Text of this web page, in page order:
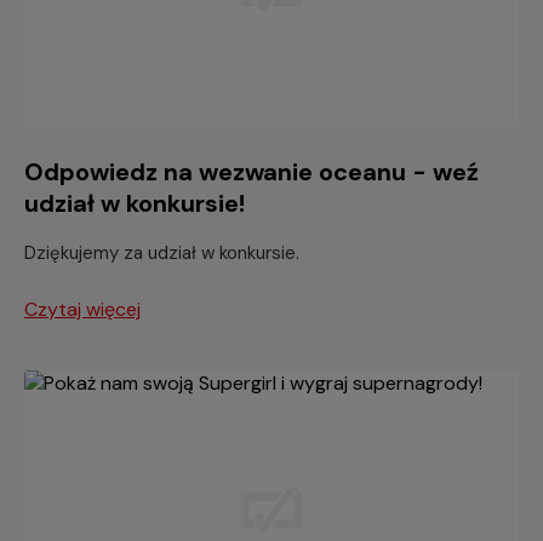
Odpowiedz na wezwanie oceanu - weź
udział w konkursie!
Dziękujemy za udział w konkursie.
Czytaj więcej